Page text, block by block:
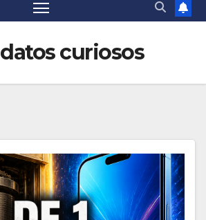
datos curiosos